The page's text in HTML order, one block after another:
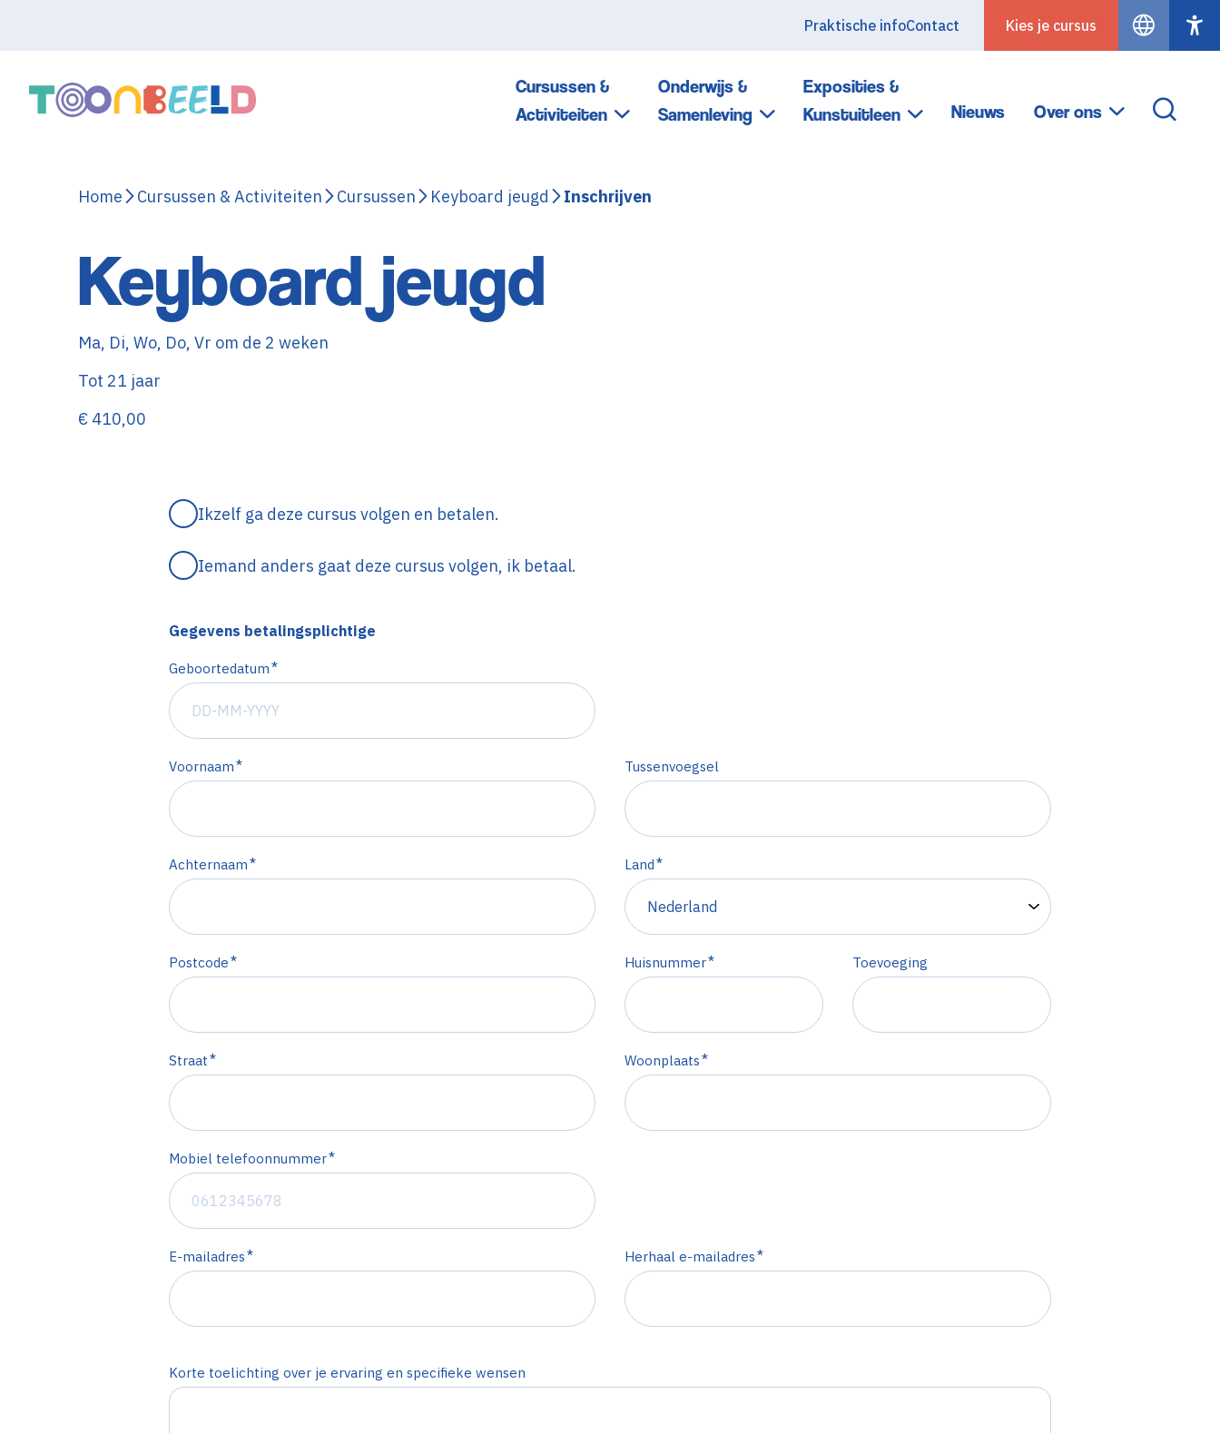
Praktische infoContact Kies je cursus
Cursussen &
Activiteiten
Onderwijs &
Samenleving
Exposities &
Kunstuitleen
Nieuws Over ons
Home Cursussen & Activiteiten Cursussen Keyboard jeugd Inschrijven
Keyboard jeugd
Ma, Di, Wo, Do, Vr om de 2 weken
Tot 21 jaar
€ 410,00
Ikzelf ga deze cursus volgen en betalen.
Iemand anders gaat deze cursus volgen, ik betaal.
Gegevens betalingsplichtige
Geboortedatum*
Voornaam* Tussenvoegsel
Achternaam* Land*
Postcode* Huisnummer* Toevoeging
Straat* Woonplaats*
Mobiel telefoonnummer*
E-mailadres* Herhaal e-mailadres*
Korte toelichting over je ervaring en specifieke wensen